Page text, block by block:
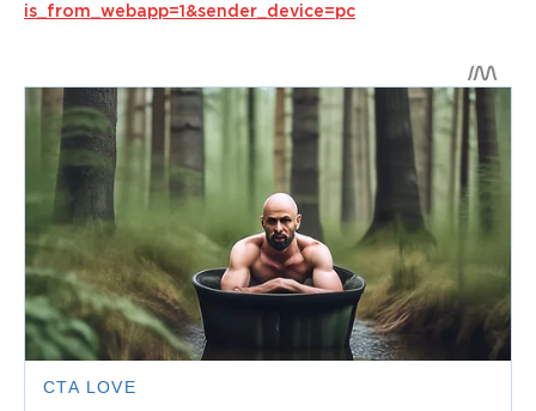
is_from_webapp=1&sender_device=pc